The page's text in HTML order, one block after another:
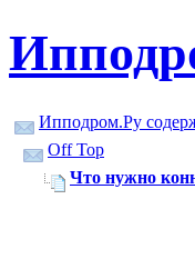
Ипподром.Ру
Off Top
Что нужно